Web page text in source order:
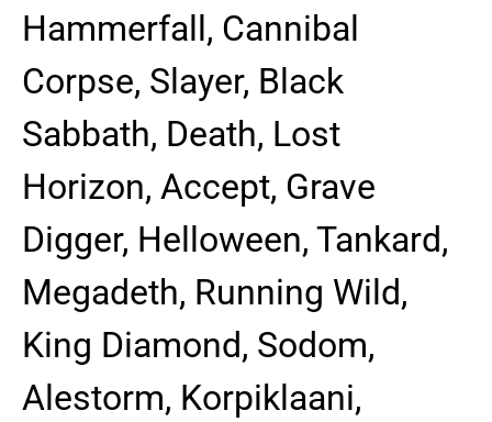
Hammerfall, Cannibal
Corpse, Slayer, Black
Sabbath, Death, Lost
Horizon, Accept, Grave
Digger, Helloween, Tankard,
Megadeth, Running Wild,
King Diamond, Sodom,
Alestorm, Korpiklaani,